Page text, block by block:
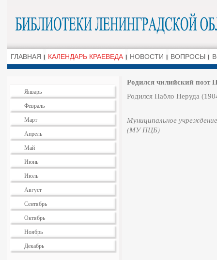
ГЛАВНАЯ КАЛЕНДАРЬ КРАЕВЕДА НОВОСТИ ВОПРОСЫ
Январь
Февраль
Март
Апрель
Май
Июнь
Июль
Август
Сентябрь
Октябрь
Ноябрь
Декабрь
Родился чилийский поэт
Родился Пабло Неруда
Муниципальное
(МУ ПЦБ)